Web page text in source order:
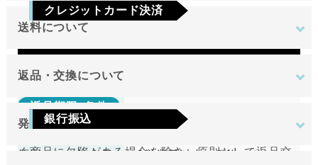
日のみです。
クレジットカード決済
Visa Mastercard JCB
AMEX
銀行振込
ご注文確定後7日以内に指定の口座へお振込みを
送料について
地域
東北
関東
返品・交換について
返品期限･条件
切り売り商品やメーカー取り寄せ商品の場合、著し
く商品に欠陥がある場合を除き、原則として返品交
発送について
原則として注文日より2営業日以内に発送いたしま